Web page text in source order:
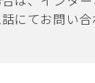
にてお問い